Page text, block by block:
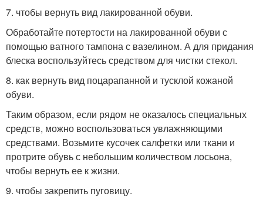
7. чтобы вернуть вид лакированной обуви.
Обработайте потертости на лакированной обуви с
помощью ватного тампона с вазелином. А для придания
блеска воспользуйтесь средством для чистки стекол.
8. как вернуть вид поцарапанной и тусклой кожаной
обуви.
Таким образом, если рядом не оказалось специальных
средств, можно воспользоваться увлажняющими
средствами. Возьмите кусочек салфетки или ткани и
протрите обувь с небольшим количеством лосьона,
чтобы вернуть ее к жизни.
9. чтобы закрепить пуговицу.